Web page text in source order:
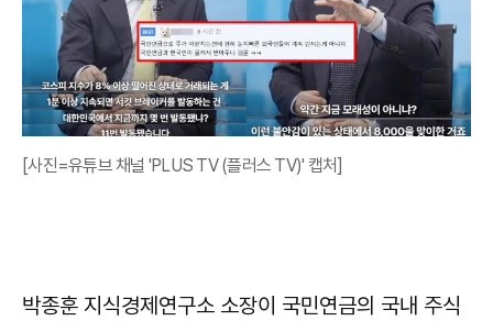
[사진=유튜브 채널 'PLUS TV (플러스 TV)' 캡처]
박종훈 지식경제연구소 소장이 국민연금의 국내 주식